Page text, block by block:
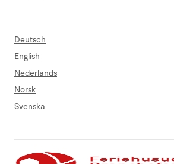
Deutsch
English
Nederlands
Norsk
Svenska